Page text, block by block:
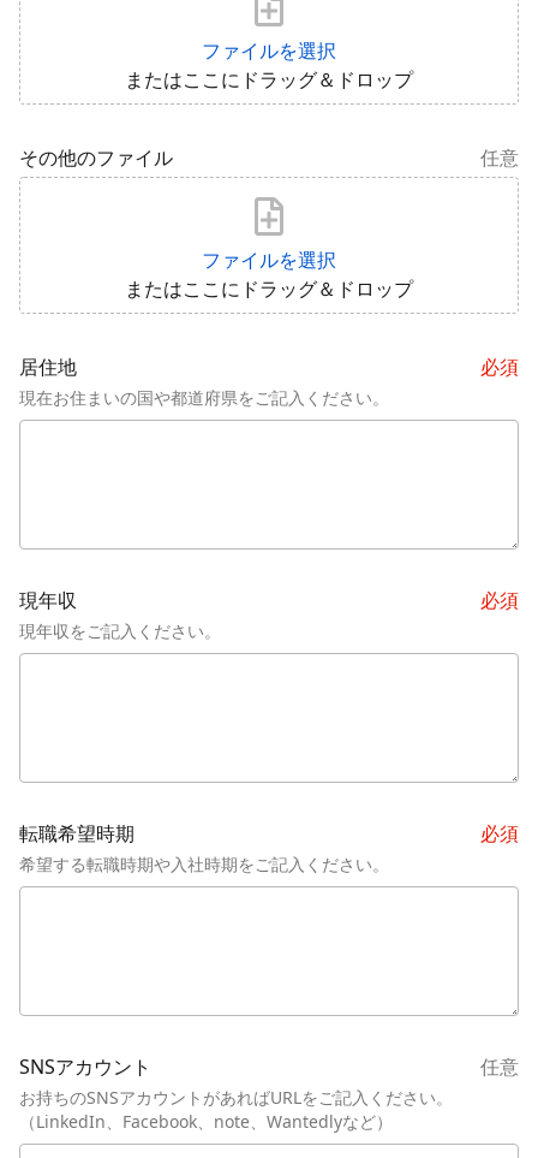
ファイルを選択
またはここにドラッグ＆ドロップ
その他のファイル 任意
ファイルを選択
またはここにドラッグ＆ドロップ
居住地 必須
現在お住まいの国や都道府県をご記入ください。
現年収 必須
現年収をご記入ください。
転職希望時期 必須
希望する転職時期や入社時期をご記入ください。
SNSアカウント 任意
お持ちのSNSアカウントがあればURLをご記入ください。
（LinkedIn、Facebook、note、Wantedlyなど）